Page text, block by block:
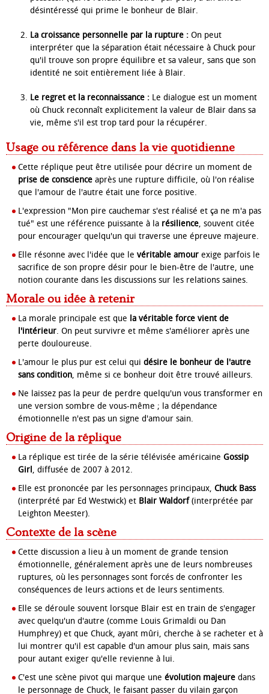
désintéressé qui prime le bonheur de Blair.
La croissance personnelle par la rupture : On peut
interpréter que la séparation était nécessaire à Chuck pour
qu'il trouve son propre équilibre et sa valeur, sans que son
identité ne soit entièrement liée à Blair.
Le regret et la reconnaissance : Le dialogue est un moment
où Chuck reconnaît explicitement la valeur de Blair dans sa
vie, même s'il est trop tard pour la récupérer.
Usage ou référence dans la vie quotidienne
Cette réplique peut être utilisée pour décrire un moment de
prise de conscience après une rupture difficile, où l'on réalise
que l'amour de l'autre était une force positive.
L'expression "Mon pire cauchemar s'est réalisé et ça ne m'a pas
tué" est une référence puissante à la résilience, souvent citée
pour encourager quelqu'un qui traverse une épreuve majeure.
Elle résonne avec l'idée que le véritable amour exige parfois le
sacrifice de son propre désir pour le bien-être de l'autre, une
notion courante dans les discussions sur les relations saines.
Morale ou idée à retenir
La morale principale est que la véritable force vient de
l'intérieur. On peut survivre et même s'améliorer après une
perte douloureuse.
L'amour le plus pur est celui qui désire le bonheur de l'autre
sans condition, même si ce bonheur doit être trouvé ailleurs.
Ne laissez pas la peur de perdre quelqu'un vous transformer en
une version sombre de vous-même ; la dépendance
émotionnelle n'est pas un signe d'amour sain.
Origine de la réplique
La réplique est tirée de la série télévisée américaine Gossip
Girl , diffusée de 2007 à 2012.
Elle est prononcée par les personnages principaux, Chuck Bass
(interprété par Ed Westwick) et Blair Waldorf(interprétée par
Leighton Meester).
Contexte de la scène
Cette discussion a lieu à un moment de grande tension
émotionnelle, généralement après une de leurs nombreuses
ruptures, où les personnages sont forcés de confronter les
conséquences de leurs actions et de leurs sentiments.
Elle se déroule souvent lorsque Blair est en train de s'engager
avec quelqu'un d'autre (comme Louis Grimaldi ou Dan
Humphrey) et que Chuck, ayant mûri, cherche à se racheter et à
lui montrer qu'il est capable d'un amour plus sain, mais sans
pour autant exiger qu'elle revienne à lui.
C'est une scène pivot qui marque une évolution majeure dans
le personnage de Chuck, le faisant passer du vilain garçon